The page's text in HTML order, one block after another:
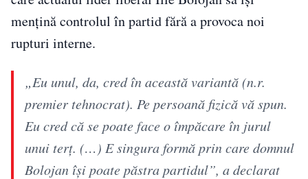
mențină controlul în partid fără a provoca noi
rupturi interne.
„Eu unul, da, cred în această variantă (n.r.
premier tehnocrat). Pe persoană fizică vă spun.
Eu cred că se poate face o împăcare în jurul
unui terț. (…) E singura formă prin care domnul
Bolojan își poate păstra partidul”, a declarat